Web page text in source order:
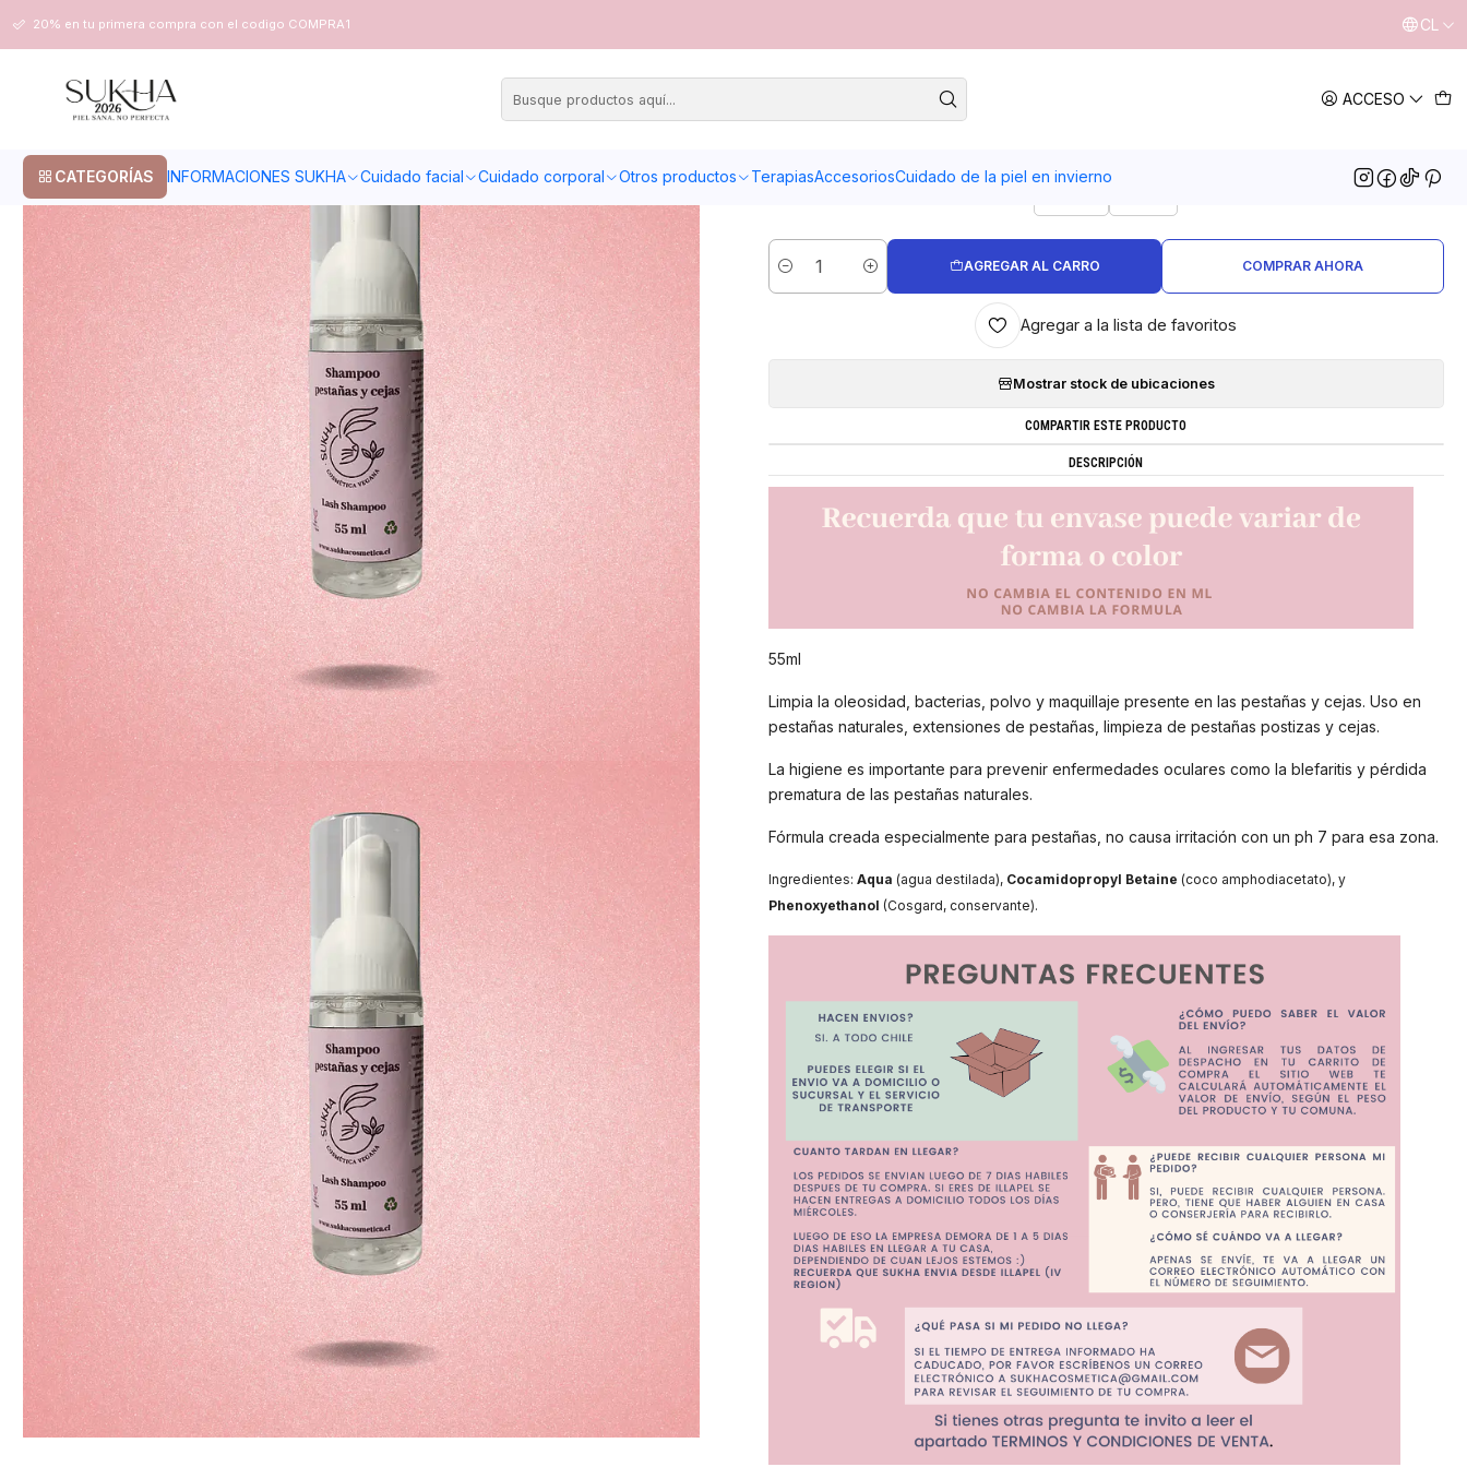
ACCESO
CATEGORÍAS INFORMACIONES SUKHA Cuidado facial Cuidado corporal Otros productos TerapiasAccesoriosCuidado de la piel en invierno
20% en tu primera compra con el codigo COMPRA1 CL
Inicio Cuidado facial Limpieza de rostro Lash Shampoo pestañas y cejas
Lash Shampoo pestañas y cejas
TAMAÑO
Cantidad
AGREGAR AL CARRO COMPRAR AHORA
Agregar a la lista de favoritos
Mostrar stock de ubicaciones
COMPARTIR ESTE PRODUCTO
DESCRIPCIÓN
55ml
Limpia la oleosidad, bacterias, polvo y maquillaje presente en las pestañas y cejas. Uso en
pestañas naturales, extensiones de pestañas, limpieza de pestañas postizas y cejas.
La higiene es importante para prevenir enfermedades oculares como la blefaritis y pérdida
prematura de las pestañas naturales.
Fórmula creada especialmente para pestañas, no causa irritación con un ph 7 para esa zona.
Ingredientes: Aqua (agua destilada), Cocamidopropyl Betaine (coco amphodiacetato), y
Phenoxyethanol (Cosgard, conservante).